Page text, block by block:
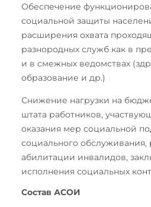
Обеспечение
социальной защиты
расширения охвата
разнородных служб как в
и в смежных ведомствах
образование и др.)
Снижение нагрузки на
штата работников,
оказания мер социальной
социального
абилитации инвалидов,
исполнения социальных
Состав АСОИ